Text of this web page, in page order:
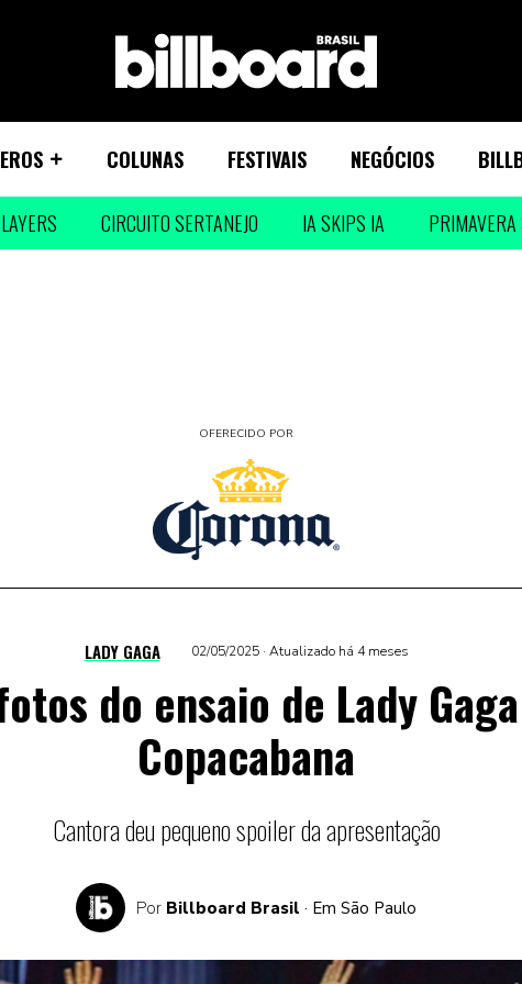
COLUNAS FESTIVAIS NEGÓCIOS
CIRCUITO SERTANEJO IA SKIPS IA PRIMAVERA
OFERECIDO POR
LADY GAGA 02/05/2025 · Atualizado há 4 meses
do ensaio de Lady
Copacabana
Cantora deu pequeno spoiler da apresentação
Por Billboard Brasil · Em São Paulo